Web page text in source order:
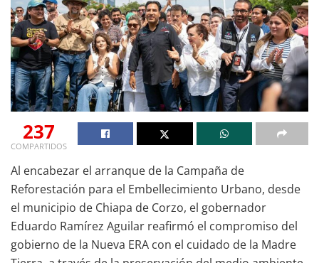
237
COMPARTIDOS
Al encabezar el arranque de la Campaña de
Reforestación para el Embellecimiento Urbano, desde
el municipio de Chiapa de Corzo, el gobernador
Eduardo Ramírez Aguilar reafirmó el compromiso del
gobierno de la Nueva ERA con el cuidado de la Madre